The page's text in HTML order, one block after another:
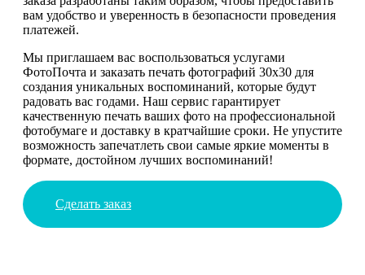
вам удобство и уверенность в безопасности проведения
платежей.
Мы приглашаем вас воспользоваться услугами
ФотоПочта и заказать печать фотографий 30х30 для
создания уникальных воспоминаний, которые будут
радовать вас годами. Наш сервис гарантирует
качественную печать ваших фото на профессиональной
фотобумаге и доставку в кратчайшие сроки. Не упустите
возможность запечатлеть свои самые яркие моменты в
формате, достойном лучших воспоминаний!
Сделать заказ